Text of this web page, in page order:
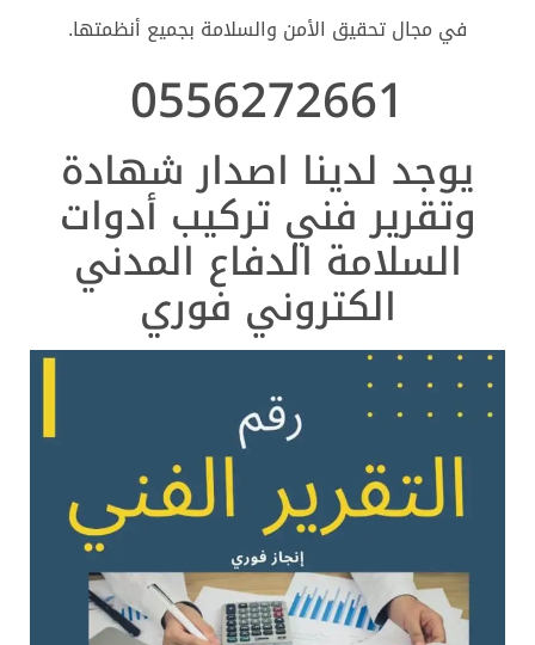
في مجال تحقيق الأمن والسلامة بجميع أنظمتها.
0556272661
يوجد لدينا اصدار شهادة
وتقرير فني تركيب أدوات
السلامة الدفاع المدني
الكتروني فوري